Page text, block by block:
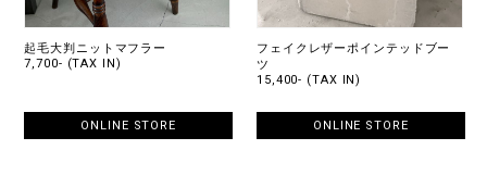
起毛大判ニットマフラー
7,700- (TAX IN)
ONLINE STORE
フェイクレザーポインテッドブー
ツ
15,400- (TAX IN)
ONLINE STORE